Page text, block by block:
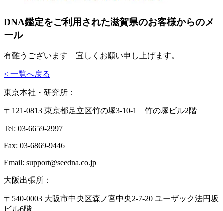
DNA鑑定をご利用された滋賀県のお客様からのメ
ール
有難うございます 宜しくお願い申し上げます。
< 一覧へ戻る
東京本社・研究所：
〒121-0813 東京都足立区竹の塚3-10-1 竹の塚ビル2階
Tel: 03-6659-2997
Fax: 03-6869-9446
Email: support@seedna.co.jp
大阪出張所：
〒540-0003 大阪市中央区森ノ宮中央2-7-20 ユーザック法円坂
ビル6階